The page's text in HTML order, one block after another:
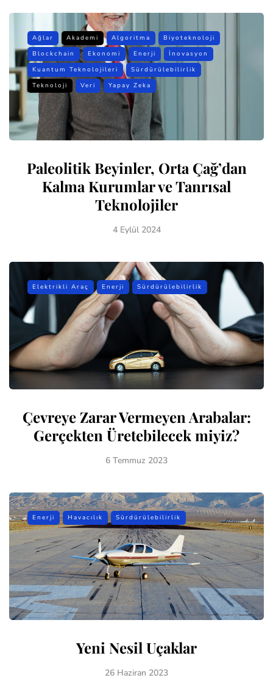
Ağlar Akademi Algoritma
Biyoteknoloji
Blockchain
Ekonomi Enerji
İnovasyon
Kuantum Teknolojileri
Sürdürülebilirlik
Teknoloji
Veri Yapay Zeka
Paleolitik Beyinler, Orta Çağ’dan
Kalma Kurumlar ve Tanrısal
Teknolojiler
4 Eylül 2024
Elektrikli Araç Enerji Sürdürülebilirlik
Çevreye Zarar Vermeyen Arabalar:
Gerçekten Üretebilecek miyiz?
6 Temmuz 2023
Enerji Havacılık Sürdürülebilirlik
Yeni Nesil Uçaklar
26 Haziran 2023